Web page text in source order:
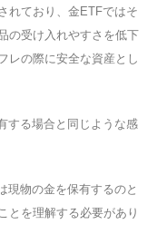
れており、金ETFではそ
の受け入れやすさを低下
レの際に安全な資産とし
する場合と同じような感
現物の金を保有するのと
とを理解する必要があり